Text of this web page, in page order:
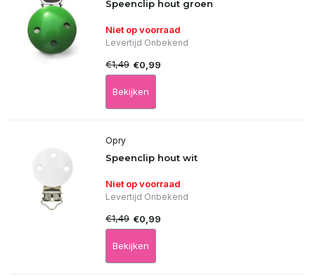
Speenclip hout groen
Niet op voorraad
Levertijd Onbekend
€1,49 €0,99
Bekijken
Opry
Speenclip hout wit
Niet op voorraad
Levertijd Onbekend
€1,49 €0,99
Bekijken